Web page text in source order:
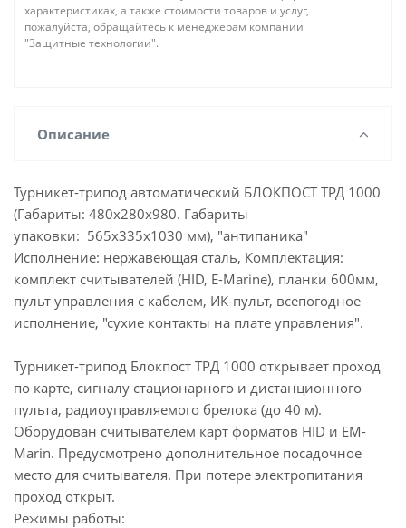
характеристиках, а также стоимости товаров и услуг,
пожалуйста, обращайтесь к менеджерам компании
"Защитные технологии".
Описание
Турникет-трипод автоматический БЛОКПОСТ ТРД 1000
(Габариты: 480х280х980. Габариты
упаковки: 565х335х1030 мм), "антипаника"
Исполнение: нержавеющая сталь, Комплектация:
комплект считывателей (HID, E-Marine), планки 600мм,
пульт управления с кабелем, ИК-пульт, всепогодное
исполнение, "сухие контакты на плате управления".
Турникет-трипод Блокпост TPД 1000 открывает проход
по карте, сигналу стационарного и дистанционного
пульта, радиоуправляемого брелока (до 40 м).
Оборудован считывателем карт форматов HID и EM-
Marin. Предусмотрено дополнительное посадочное
место для считывателя. При потере электропитания
проход открыт.
Режимы работы: